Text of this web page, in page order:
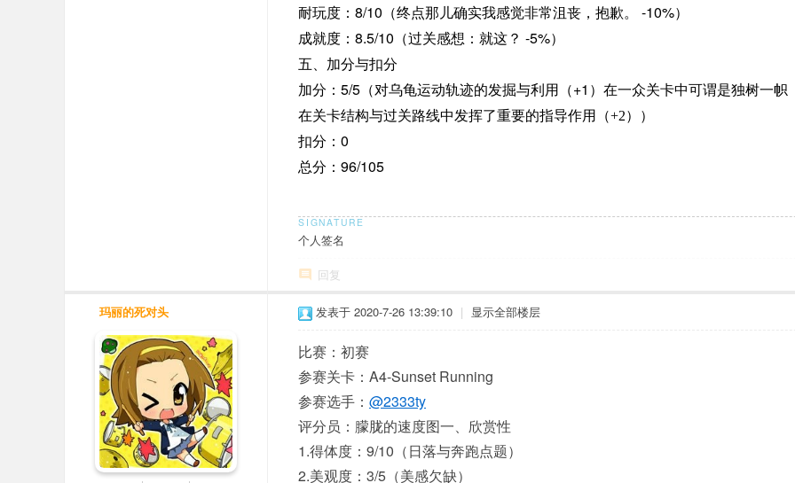
耐玩度： 8/10 （终点那儿确实我感觉非常沮丧，抱歉。 -10%）
成就度： 8.5/10 （过关感想：就这？ -5%）
五、加分与扣分
加分： 5/5 （对乌龟运动轨迹的发掘与利用（+1 ）在一众关卡中可谓是独树一帜
在关卡结构与过关路线中发挥了重要的指导作用（+2））
扣分： 0
总分： 96/105
个人签名
回复
玛丽的死对头 发表于 2020-7-26 13:39:10 | 显示全部楼层
比赛：初赛
参赛关卡：A4-Sunset Running
参赛选手： @2333ty
评分员：朦胧的速度图一、欣赏性
1.得体度：9/10（日落与奔跑点题）
2.美观度：3/5（美感欠缺）